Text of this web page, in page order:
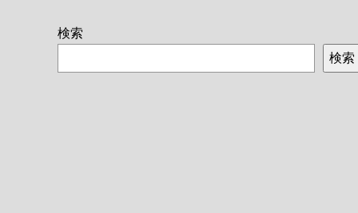
検索
検索